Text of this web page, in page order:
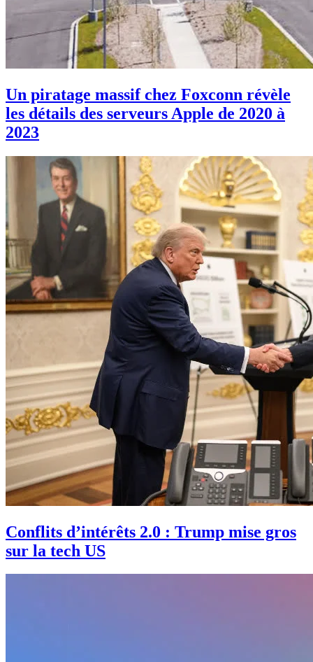
Un piratage massif chez Foxconn révèle
les détails des serveurs Apple de 2020 à
2023
Conflits d’intérêts 2.0 : Trump mise gros
sur la tech US